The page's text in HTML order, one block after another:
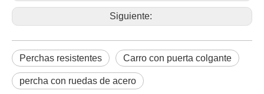
Siguiente:
Perchas resistentes Carro con puerta colgante
percha con ruedas de acero